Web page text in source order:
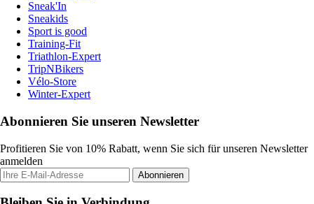
Sneak'In
Sneakids
Sport is good
Training-Fit
Triathlon-Expert
TripNBikers
Vélo-Store
Winter-Expert
Abonnieren Sie unseren Newsletter
Profitieren Sie von 10% Rabatt, wenn Sie sich für unseren Newsletter
anmelden
Abonnieren